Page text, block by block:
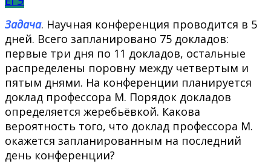
Задача. Научная конференция проводится в 5
дней. Всего запланировано 75 докладов:
первые три дня по 11 докладов, остальные
распределены поровну между четвертым и
пятым днями. На конференции планируется
доклад профессора М. Порядок докладов
определяется жеребьёвкой. Какова
вероятность того, что доклад профессора М.
окажется запланированным на последний
день конференции?